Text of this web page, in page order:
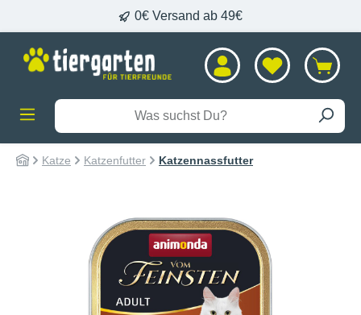
0€ Versand ab 49€
Katze Katzenfutter Katzennassfutter
Bildergalerie überspringen